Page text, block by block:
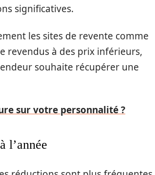
significatives.
les sites de revente comme
revendus à des prix inférieurs,
souhaite récupérer une
sur votre personnalité ?
l’année